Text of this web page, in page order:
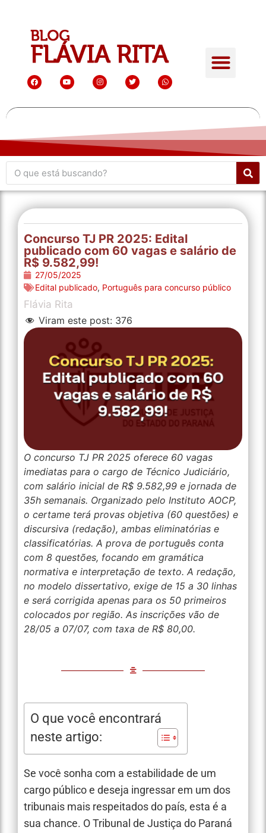
Concurso TJ PR 2025: Edital
publicado com 60 vagas e salário de
R$ 9.582,99!
27/05/2025
Edital publicado, Português para concurso público
Flávia Rita
Viram este post: 376
O concurso TJ PR 2025 oferece 60 vagas
imediatas para o cargo de Técnico Judiciário,
com salário inicial de R$ 9.582,99 e jornada de
35h semanais. Organizado pelo Instituto AOCP,
o certame terá provas objetiva (60 questões) e
discursiva (redação), ambas eliminatórias e
classificatórias. A prova de português conta
com 8 questões, focando em gramática
normativa e interpretação de texto. A redação,
no modelo dissertativo, exige de 15 a 30 linhas
e será corrigida apenas para os 50 primeiros
colocados por região. As inscrições vão de
28/05 a 07/07, com taxa de R$ 80,00.
O que você encontrará
neste artigo:
Se você sonha com a estabilidade de um
cargo público e deseja ingressar em um dos
tribunais mais respeitados do país, esta é a
sua chance. O Tribunal de Justiça do Paraná